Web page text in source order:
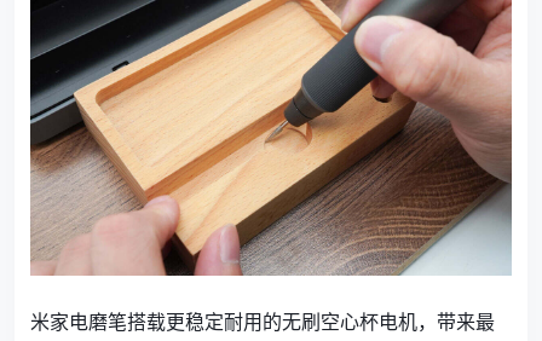
米家电磨笔搭载更稳定耐用的无刷空心杯电机，带来最